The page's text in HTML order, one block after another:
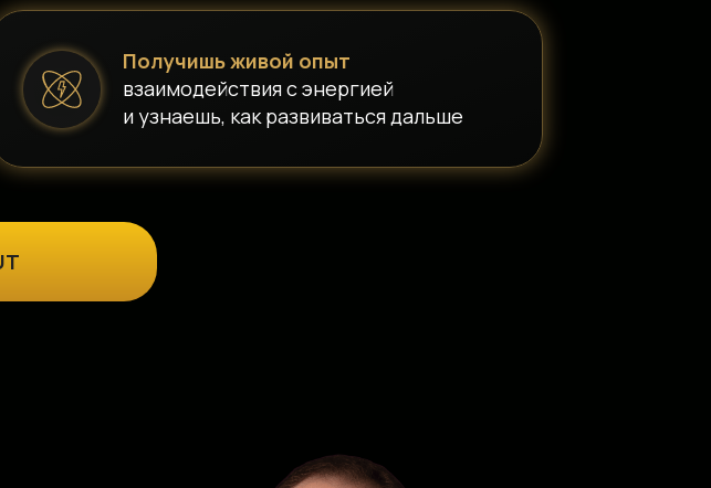
Получишь живой опыт
взаимодействия с энергией
и узнаешь, как развиваться дальше